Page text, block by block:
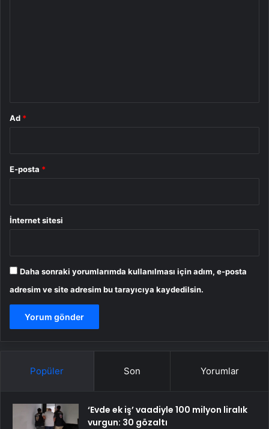
Ad *
E-posta *
İnternet sitesi
Daha sonraki yorumlarımda kullanılması için adım, e-posta
adresim ve site adresim bu tarayıcıya kaydedilsin.
Popüler Son Yorumlar
‘Evde ek iş’ vaadiyle 100 milyon liralık
vurgun: 30 gözaltı